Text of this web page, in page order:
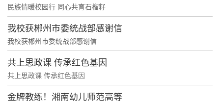
民族情暖校园行 同心共育石榴籽
我校获郴州市委统战部感谢信
我校获郴州市委统战部感谢信
共上思政课 传承红色基因
共上思政课 传承红色基因
金牌教练！湘南幼儿师范高等